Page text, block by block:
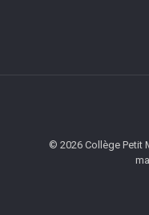
© 2026 Collège Petit